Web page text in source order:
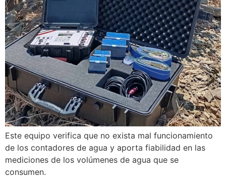
Este equipo verifica que no exista mal funcionamiento
de los contadores de agua y aporta fiabilidad en las
mediciones de los volúmenes de agua que se
consumen.